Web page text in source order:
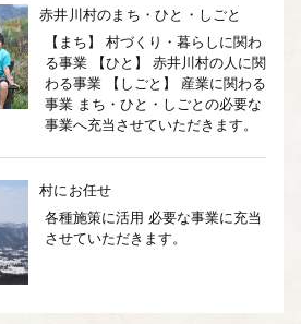
赤井川村のまち・ひと・しごと
【まち】 村づくり・暮らしに関わ
る事業 【ひと】 赤井川村の人に関
わる事業 【しごと】 産業に関わる
事業 まち・ひと・しごとの必要な
事業へ充当させていただきます。
村にお任せ
各種施策に活用 必要な事業に充当
させていただきます。